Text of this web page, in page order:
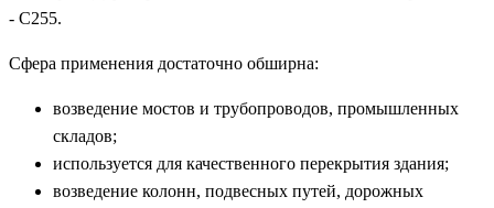
- С255.
Сфера применения достаточно обширна:
возведение мостов и трубопроводов, промышленных
складов;
используется для качественного перекрытия здания;
возведение колонн, подвесных путей, дорожных